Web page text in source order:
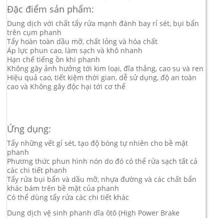
Đặc điểm sản phẩm:
Dung dịch với chất tẩy rửa mạnh đánh bay rỉ sét, bụi bẩn
trên cụm phanh
Tẩy hoàn toàn dầu mỡ, chất lỏng và hóa chất
Áp lực phun cao, làm sạch và khô nhanh
Hạn chế tiếng ồn khi phanh
Không gây ảnh hưởng tới kim loại, đĩa thắng, cao su và ren
Hiệu quả cao, tiết kiệm thời gian, dễ sử dụng, độ an toàn
cao và Không gây độc hại tới cơ thể
Ứng dụng:
Tẩy những vết gỉ sét, tạo độ bóng tự nhiên cho bề mặt
phanh
Phương thức phun hình nón do đó có thể rửa sạch tất cả
các chi tiết phanh
Tẩy rửa bụi bẩn và dầu mỡ, nhựa đường và các chất bẩn
khác bám trên bề mặt của phanh
Có thể dùng tẩy rửa các chi tiết khác
Dung dịch vệ sinh phanh dĩa ôtô (High Power Brake